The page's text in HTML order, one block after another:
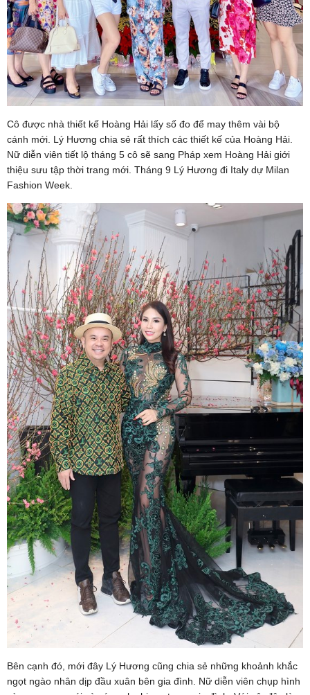
Cô được nhà thiết kế Hoàng Hải lấy số đo để may thêm vài bộ
cánh mới. Lý Hương chia sẻ rất thích các thiết kế của Hoàng Hải.
Nữ diễn viên tiết lộ tháng 5 cô sẽ sang Pháp xem Hoàng Hải giới
thiệu sưu tập thời trang mới. Tháng 9 Lý Hương đi Italy dự Milan
Fashion Week.
Bên cạnh đó, mới đây Lý Hương cũng chia sẻ những khoảnh khắc
ngọt ngào nhân dịp đầu xuân bên gia đình. Nữ diễn viên chụp hình